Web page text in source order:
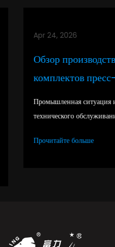
Apr 24, 2026
Обзор производства
комплектов пресс-
Промышленная ситуация и
технического обслуживания
Прочитайте больше